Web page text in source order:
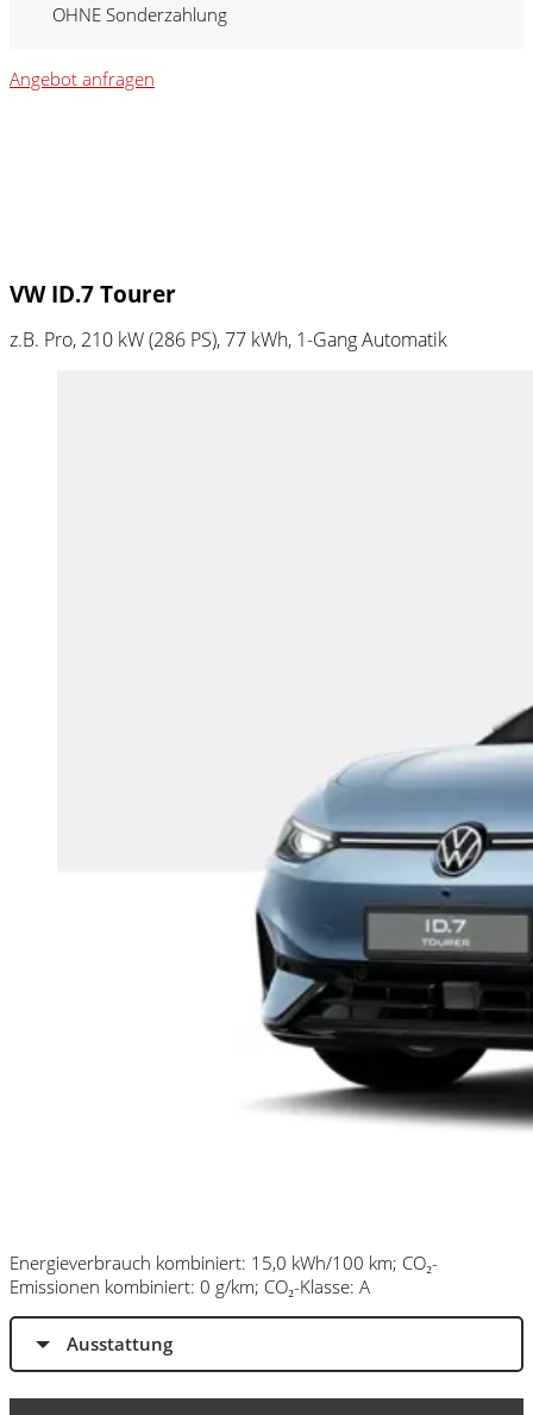
OHNE Sonderzahlung
Angebot anfragen
VW ID.7 Tourer
z.B. Pro, 210 kW (286 PS), 77 kWh, 1-Gang Automatik
Energieverbrauch kombiniert: 15,0 kWh/100 km; CO₂-
Emissionen kombiniert: 0 g/km; CO₂-Klasse: A
Ausstattung